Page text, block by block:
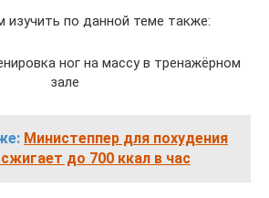
изучить по данной теме также:
ног на массу в тренажёрном
зале
Министеппер для похудения
до 700 ккал в час